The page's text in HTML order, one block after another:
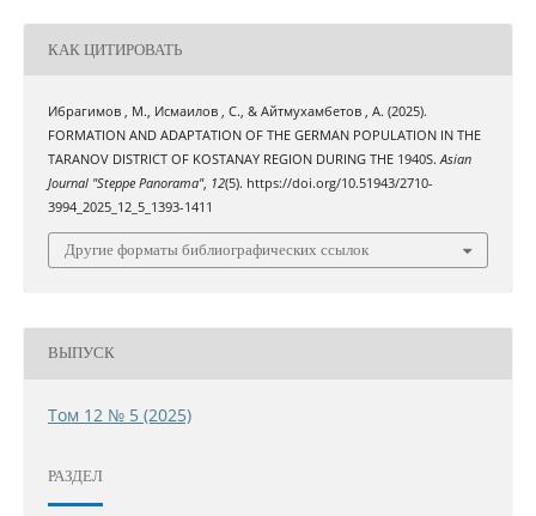
КАК ЦИТИРОВАТЬ
Ибрагимов , М., Исмаилов , С., & Айтмухамбетов , А. (2025).
FORMATION AND ADAPTATION OF THE GERMAN POPULATION IN THE
TARANOV DISTRICT OF KOSTANAY REGION DURING THE 1940S.Asian
Journal "Steppe Panorama", 12(5). https://doi.org/10.51943/2710-
3994_2025_12_5_1393-1411
Другие форматы библиографических ссылок
ВЫПУСК
Том 12 № 5 (2025)
РАЗДЕЛ